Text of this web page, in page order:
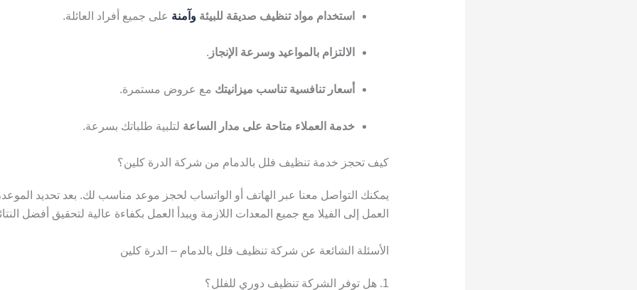
استخدام مواد تنظيف صديقة للبيئة وآمنة على جميع أفراد العائلة.
الالتزام بالمواعيد وسرعة الإنجاز .
أسعار تنافسية تناسب ميزانيتك مع عروض مستمرة.
خدمة العملاء متاحة على مدار الساعة لتلبية طلباتك بسرعة.
كيف تحجز خدمة تنظيف فلل بالدمام من شركة الدرة كلين؟
يمكنك التواصل معنا عبر الهاتف أو الواتساب لحجز موعد مناسب لك. بعد تحديد
العمل إلى الفيلا مع جميع المعدات اللازمة ويبدأ العمل بكفاءة عالية لتحقيق أفضل
الأسئلة الشائعة عن شركة تنظيف فلل بالدمام – الدرة كلين
1. هل توفر الشركة تنظيف دوري للفلل؟